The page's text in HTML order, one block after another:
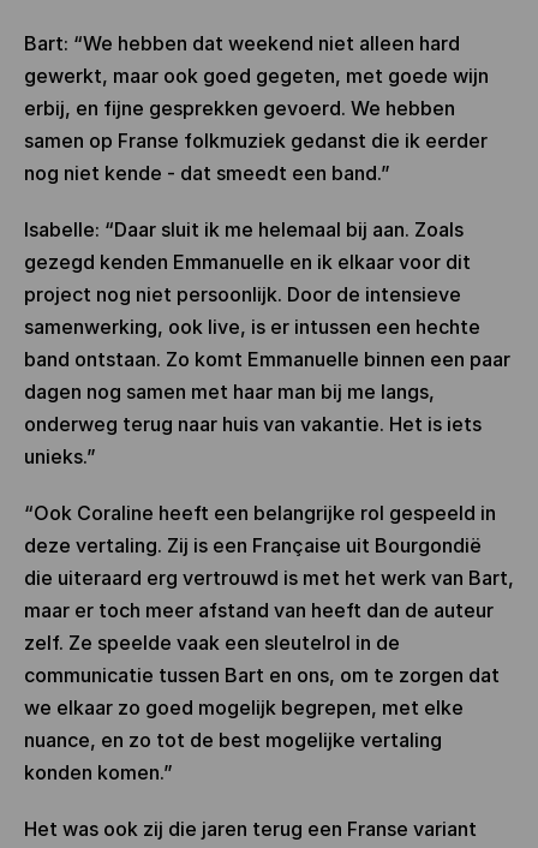
Bart: “We hebben dat weekend niet alleen hard
gewerkt, maar ook goed gegeten, met goede wijn
erbij, en fijne gesprekken gevoerd. We hebben
samen op Franse folkmuziek gedanst die ik eerder
nog niet kende - dat smeedt een band.”
Isabelle: “Daar sluit ik me helemaal bij aan. Zoals
gezegd kenden Emmanuelle en ik elkaar voor dit
project nog niet persoonlijk. Door de intensieve
samenwerking, ook live, is er intussen een hechte
band ontstaan. Zo komt Emmanuelle binnen een paar
dagen nog samen met haar man bij me langs,
onderweg terug naar huis van vakantie. Het is iets
unieks.”
“Ook Coraline heeft een belangrijke rol gespeeld in
deze vertaling. Zij is een Française uit Bourgondië
die uiteraard erg vertrouwd is met het werk van Bart,
maar er toch meer afstand van heeft dan de auteur
zelf. Ze speelde vaak een sleutelrol in de
communicatie tussen Bart en ons, om te zorgen dat
we elkaar zo goed mogelijk begrepen, met elke
nuance, en zo tot de best mogelijke vertaling
konden komen.”
Het was ook zij die jaren terug een Franse variant